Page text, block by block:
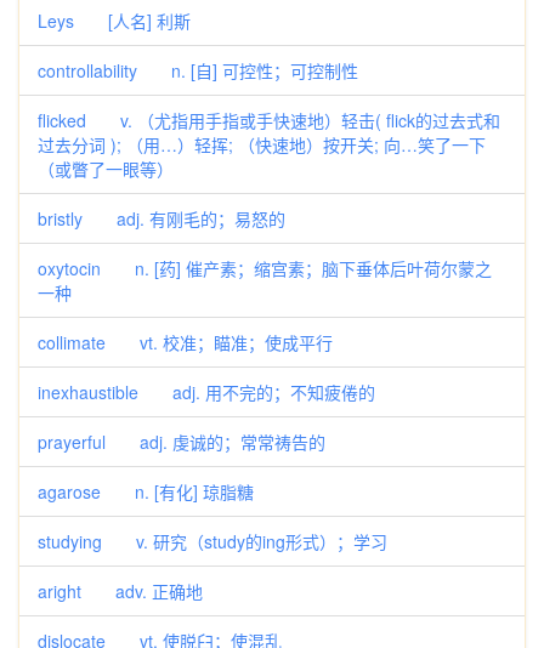
Leys [人名] 利斯
controllability n. [自] 可控性；可控制性
flicked v. （尤指用手指或手快速地）轻击( flick的过去式和
过去分词 ); （用…）轻挥; （快速地）按开关; 向…笑了一下
（或瞥了一眼等）
bristly adj. 有刚毛的；易怒的
oxytocin n. [药] 催产素；缩宫素；脑下垂体后叶荷尔蒙之
一种
collimate vt. 校准；瞄准；使成平行
inexhaustible adj. 用不完的；不知疲倦的
prayerful adj. 虔诚的；常常祷告的
agarose n. [有化] 琼脂糖
studying v. 研究（study的ing形式）；学习
aright adv. 正确地
dislocate vt. 使脱臼；使混乱